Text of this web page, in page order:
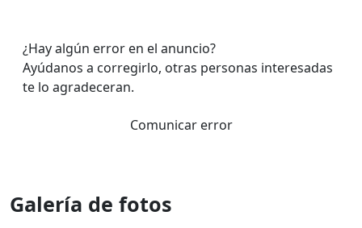
¿Hay algún error en el anuncio?
Ayúdanos a corregirlo, otras personas interesadas
te lo agradeceran.
Comunicar error
Galería de fotos